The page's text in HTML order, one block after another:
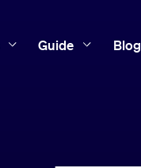
Guide Blog